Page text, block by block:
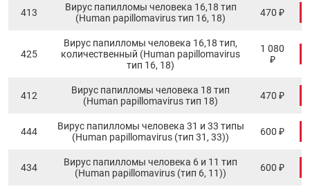
413
Вирус папилломы человека 16,18 тип
(Human papillomavirus тип 16, 18)
470 ₽
425
Вирус папилломы человека 16,18 тип,
количественный (Human papillomavirus
тип 16, 18)
1 080
₽
412
Вирус папилломы человека 18 тип
(Human papillomavirus тип 18)
470 ₽
444
Вирус папилломы человека 31 и 33 типы
(Human papillomavirus (тип 31, 33))
600 ₽
434
Вирус папилломы человека 6 и 11 тип
(Human papillomavirus (тип 6, 11))
600 ₽